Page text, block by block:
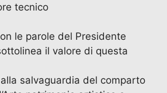
tecnico
le parole del Presidente
il valore di questa
salvaguardia del comparto